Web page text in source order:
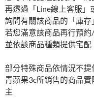
再透過「Line線上客服」
詢問有關該商品的「庫
若您滿意該商品再行預約
並依該商品種類提供宅
部分特殊商品依情況不
青蘋果3c所銷售的商品
主